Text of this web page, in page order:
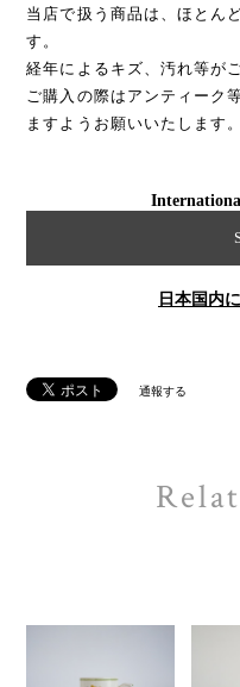
当店で扱う商品は、ほとん
す。
経年によるキズ、汚れ等が
ご購入の際はアンティーク
ますようお願いいたします。
日本国内
通報する